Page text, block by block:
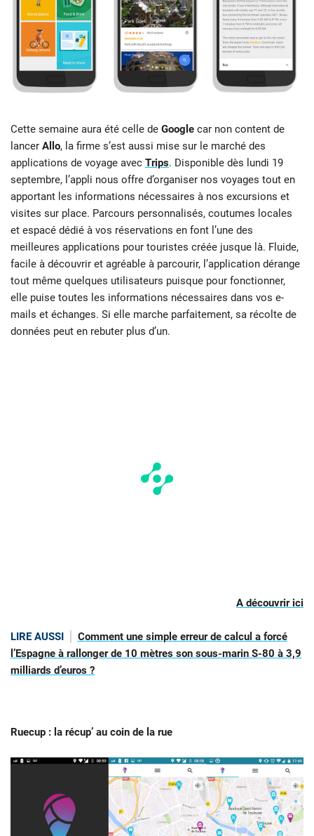
Cette semaine aura été celle de Google car non content de
lancer Allo, la firme s’est aussi mise sur le marché des
applications de voyage avec Trips. Disponible dès lundi 19
septembre, l’appli nous offre d’organiser nos voyages tout en
apportant les informations nécessaires à nos excursions et
visites sur place. Parcours personnalisés, coutumes locales
et espacé dédié à vos réservations en font l’une des
meilleures applications pour touristes créée jusque là. Fluide,
facile à découvrir et agréable à parcourir, l’application dérange
tout même quelques utilisateurs puisque pour fonctionner,
elle puise toutes les informations nécessaires dans vos e-
mails et échanges. Si elle marche parfaitement, sa récolte de
données peut en rebuter plus d’un.
A découvrir ici
LIRE AUSSI
Comment une simple erreur de calcul a forcé
l’Espagne à rallonger de 10 mètres son sous-marin S-80 à 3,9
milliards d’euros ?
Ruecup : la récup’ au coin de la rue